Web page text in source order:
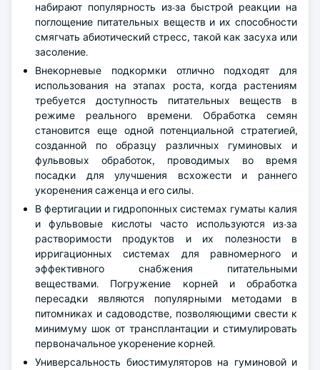
набирают популярность из-за быстрой реакции на
поглощение питательных веществ и их способности
смягчать абиотический стресс, такой как засуха или
засоление.
Внекорневые подкормки отлично подходят для
использования на этапах роста, когда растениям
требуется доступность питательных веществ в
режиме реального времени. Обработка семян
становится еще одной потенциальной стратегией,
созданной по образцу различных гуминовых и
фульвовых обработок, проводимых во время
посадки для улучшения всхожести и раннего
укоренения саженца и его силы.
В фертигации и гидропонных системах гуматы калия
и фульвовые кислоты часто используются из-за
растворимости продуктов и их полезности в
ирригационных системах для равномерного и
эффективного снабжения питательными
веществами. Погружение корней и обработка
пересадки являются популярными методами в
питомниках и садоводстве, позволяющими свести к
минимуму шок от трансплантации и стимулировать
первоначальное укоренение корней.
Универсальность биостимуляторов на гуминовой и